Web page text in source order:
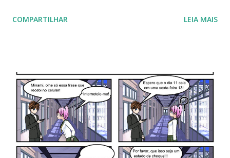
antes Liberdades respeitadas, nosso povo cresce! Eita,
COMPARTILHAR LEIA MAIS